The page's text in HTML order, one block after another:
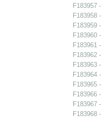
F183957
F183958
F183959
F183960
F183961
F183962
F183963
F183964
F183965
F183966
F183967
F183968